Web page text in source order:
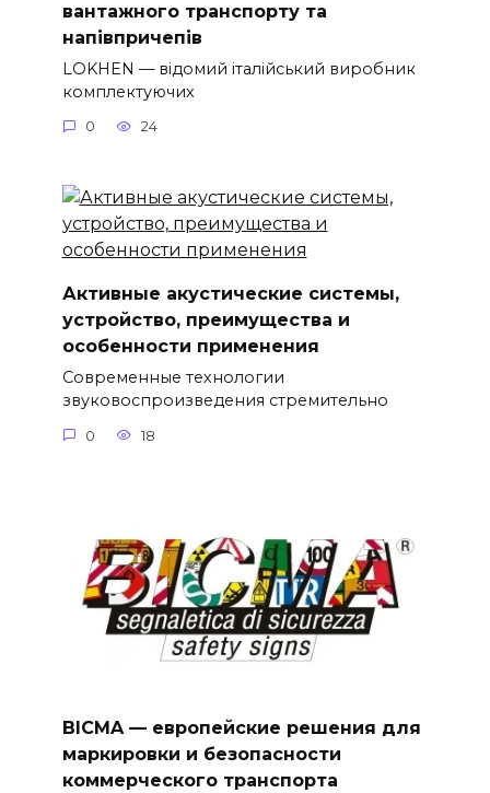
вантажного транспорту та
напівпричепів
LOKHEN — відомий італійський виробник
комплектуючих
0 24
Активные акустические системы,
устройство, преимущества и
особенности применения
Современные технологии
звуковоспроизведения стремительно
0 18
BICMA — европейские решения для
маркировки и безопасности
коммерческого транспорта